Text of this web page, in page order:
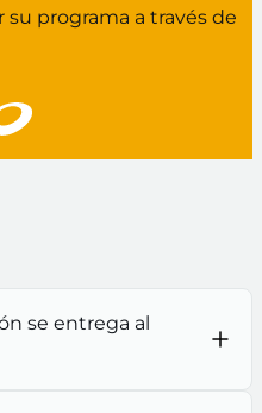
programa a través de
se entrega al